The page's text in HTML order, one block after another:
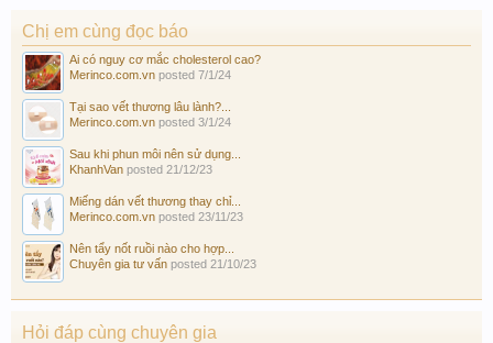
Chị em cùng đọc báo
Ai có nguy cơ mắc cholesterol cao?
Merinco.com.vn posted 7/1/24
Tại sao vết thương lâu lành?...
Merinco.com.vn posted 3/1/24
Sau khi phun môi nên sử dụng...
KhanhVan posted 21/12/23
Miếng dán vết thương thay chỉ...
Merinco.com.vn posted 23/11/23
Nên tẩy nốt ruồi nào cho hợp...
Chuyên gia tư vấn posted 21/10/23
Hỏi đáp cùng chuyên gia